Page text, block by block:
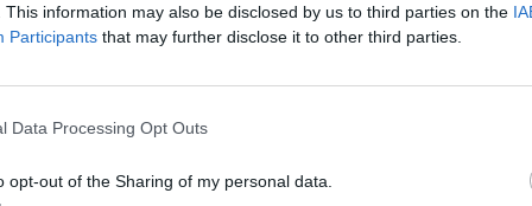
This information may also be disclosed by us to third parties on the
Participants that may further disclose it to other third parties.
Data Processing Opt Outs
opt-out of the Sharing of my personal data.
bet taip patiko, kad ir pats pjauti